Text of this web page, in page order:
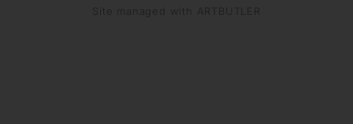
Site managed with ARTBUTLER